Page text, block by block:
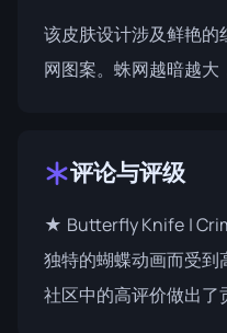
该皮肤设计涉及鲜艳的
网图案。蛛网越暗越大
评论与评级
★ Butterfly Knife |
独特的蝴蝶动画而受到
社区中的高评价做出了